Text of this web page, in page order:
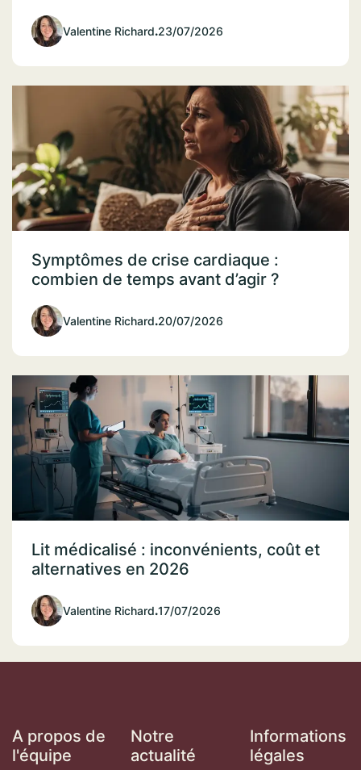
Valentine Richard.23/07/2026
Symptômes de crise cardiaque :
combien de temps avant d’agir ?
Valentine Richard.20/07/2026
Lit médicalisé : inconvénients, coût et
alternatives en 2026
Valentine Richard.17/07/2026
A propos de
l'équipe
Notre
actualité
Informations
légales